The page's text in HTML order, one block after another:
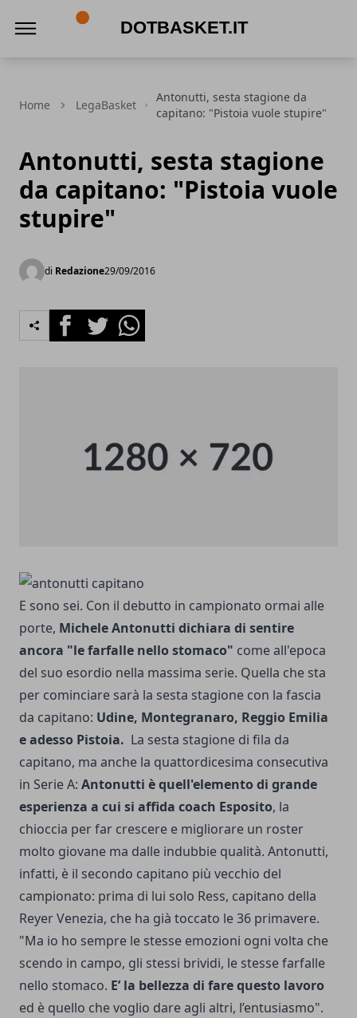
Home LegaBasket
Antonutti, sesta stagione da
capitano: "Pistoia vuole stupire"
Antonutti, sesta stagione
da capitano: "Pistoia vuole
stupire"
di Redazione29/09/2016
FacebookTwitterWhatsapp
E sono sei. Con il debutto in campionato ormai alle
porte, Michele Antonutti dichiara di sentire
ancora "le farfalle nello stomaco" come all'epoca
del suo esordio nella massima serie. Quella che sta
per cominciare sarà la sesta stagione con la fascia
da capitano: Udine, Montegranaro, Reggio Emilia
e adesso Pistoia. La sesta stagione di fila da
capitano, ma anche la quattordicesima consecutiva
in Serie A: Antonutti è quell'elemento di grande
esperienza a cui si affida coach Esposito, la
chioccia per far crescere e migliorare un roster
molto giovane ma dalle indubbie qualità. Antonutti,
infatti, è il secondo capitano più vecchio del
campionato: prima di lui solo Ress, capitano della
Reyer Venezia, che ha già toccato le 36 primavere.
"Ma io ho sempre le stesse emozioni ogni volta che
scendo in campo, gli stessi brividi, le stesse farfalle
nello stomaco. E’ la bellezza di fare questo lavoro
ed è quello che voglio dare agli altri, l’entusiasmo".